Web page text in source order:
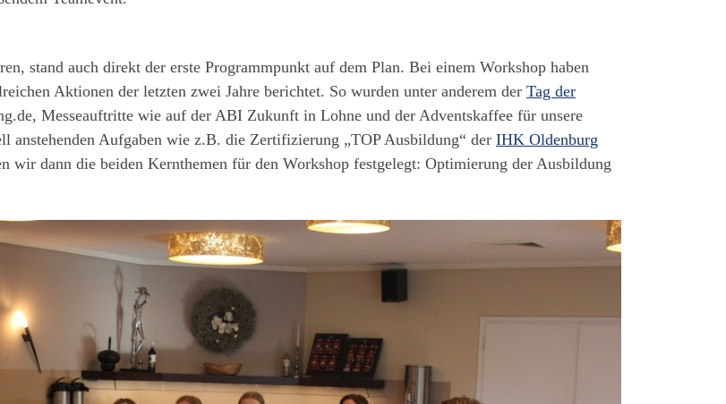
stand auch direkt der erste Programmpunkt auf dem Plan. Bei einem Workshop haben
Aktionen der letzten zwei Jahre berichtet. So wurden unter anderem der Tag der
Messeauftritte wie auf der ABI Zukunft in Lohne und der Adventskaffee für unsere
anstehenden Aufgaben wie z.B. die Zertifizierung „TOP Ausbildung“ der IHK Oldenburg
wir dann die beiden Kernthemen für den Workshop festgelegt: Optimierung der Ausbildung